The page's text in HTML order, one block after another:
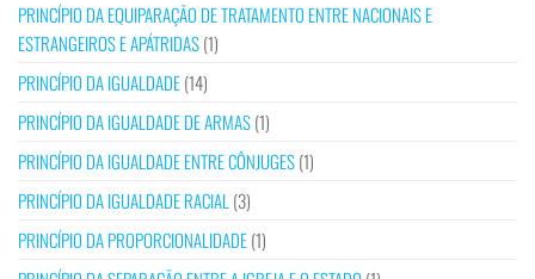
PRINCÍPIO DA EQUIPARAÇÃO DE TRATAMENTO ENTRE NACIONAIS E
ESTRANGEIROS E APÁTRIDAS(1)
PRINCÍPIO DA IGUALDADE(14)
PRINCÍPIO DA IGUALDADE DE ARMAS(1)
PRINCÍPIO DA IGUALDADE ENTRE CÔNJUGES(1)
PRINCÍPIO DA IGUALDADE RACIAL (3)
PRINCÍPIO DA PROPORCIONALIDADE(1)